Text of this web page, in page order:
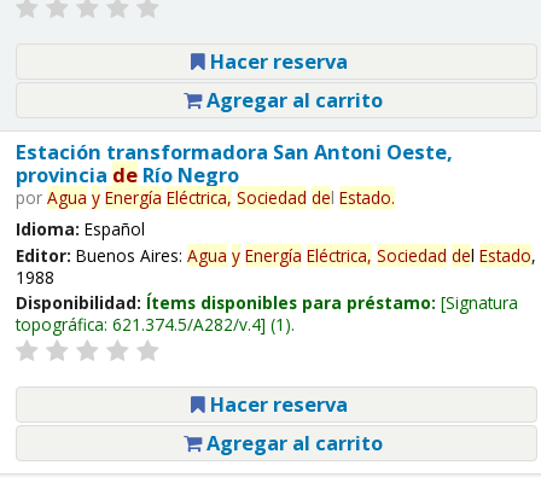
Hacer reserva
Agregar al carrito
Estación transformadora San Antoni Oeste,
provincia deRío Negro
por Agua y Energía Eléctrica, Sociedad del Estado.
Idioma: Español
Editor: Buenos Aires: Agua y Energía Eléctrica, Sociedad del Estado,
1988
Disponibilidad: Ítems disponibles para préstamo: Signatura
topográfica: 621.374.5/A282/v.4 (1).
Hacer reserva
Agregar al carrito